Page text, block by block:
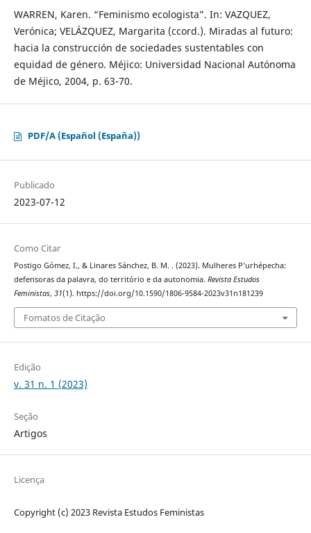
WARREN, Karen. “Feminismo ecologista”. In: VAZQUEZ,
Verónica; VELÁZQUEZ, Margarita (ccord.). Miradas al futuro:
hacia la construcción de sociedades sustentables con
equidad de género. Méjico: Universidad Nacional Autónoma
de Méjico, 2004, p. 63-70.
PDF/A (Español (España))
Publicado
2023-07-12
Como Citar
Postigo Gómez, I., & Linares Sánchez, B. M. . (2023). Mulheres P’urhépecha:
defensoras da palavra, do território e da autonomia. Revista Estudos
Feministas, 31(1). https://doi.org/10.1590/1806-9584-2023v31n181239
Fomatos de Citação
Edição
v. 31 n. 1 (2023)
Seção
Artigos
Licença
Copyright (c) 2023 Revista Estudos Feministas